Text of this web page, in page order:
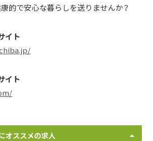
的で安心な暮らしを送りませんか？
イト
イト
オススメの求人